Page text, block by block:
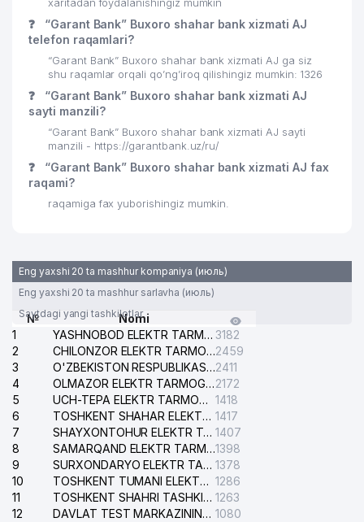
xaritadan foydalanishingiz mumkin
❓
“Garant Bank” Buxoro shahar bank xizmati AJ
telefon raqamlari?
“Garant Bank” Buxoro shahar bank xizmati AJ ga siz
shu raqamlar orqali qo’ng’iroq qilishingiz mumkin: 1326
❓
“Garant Bank” Buxoro shahar bank xizmati AJ
sayti manzili?
“Garant Bank” Buxoro shahar bank xizmati AJ sayti
manzili - https://garantbank.uz/ru/
❓
“Garant Bank” Buxoro shahar bank xizmati AJ fax
raqami?
raqamiga fax yuborishingiz mumkin.
Eng yaxshi 20 ta mashhur kompaniya (июль)
Eng yaxshi 20 ta mashhur sarlavha (июль)
Saytdagi yangi tashkilotlar
№
Nomi
1
YASHNOBOD ELEKTR TARMOG'I NOSOZLIKLARI XIZMATI 3182
2
CHILONZOR ELEKTR TARMOG'I NOSOZLIK XIZMATI2459
3
O'ZBEKISTON RESPUBLIKASI BOSH PROKURATURASI ISHONCH TELEFONI2411
4
OLMAZOR ELEKTR TARMOG'I NOSOZLIKLARI XIZMATI2172
5
UCH-TEPA ELEKTR TARMOG'I NOSOZLIKLARI XIZMATI 1418
6
TOSHKENT SHAHAR ELEKTR TARMOQLARI KORXONASI AJ 1417
7
SHAYXONTOHUR ELEKTR TARMOG'I NOSOZLIKLARINI TUZATISH XIZMATI 1407
8
SAMARQAND ELEKTR TARMOQLARI AJ1398
9
SURXONDARYO ELEKTR TARMOQLARI AJ 1378
10
TOSHKENT TUMANI ELEKTR TARMOG'I AVARIYA XIZMATI 1286
11
TOSHKENT SHAHRI TASHKILOT TELEFONLARI HAQIDA MA'LUMOT BYUROSI 1263
12
DAVLAT TEST MARKAZINING ISHONCH TELEFONLARI 1080